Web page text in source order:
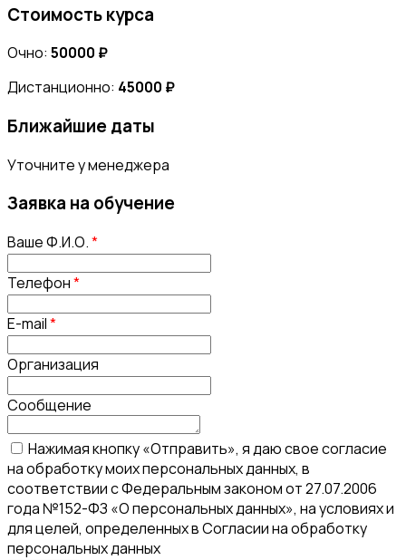
Стоимость курса
Очно: 50000 ₽
Дистанционно: 45000 ₽
Ближайшие даты
Уточните у менеджера
Заявка на обучение
Ваше Ф.И.О.*
Телефон*
E-mail*
Организация
Сообщение
Нажимая кнопку «Отправить», я даю свое согласие
на обработку моих персональных данных, в
соответствии с Федеральным законом от 27.07.2006
года №152-ФЗ «О персональных данных», на условиях и
для целей, определенных в Согласии на обработку
персональных данных